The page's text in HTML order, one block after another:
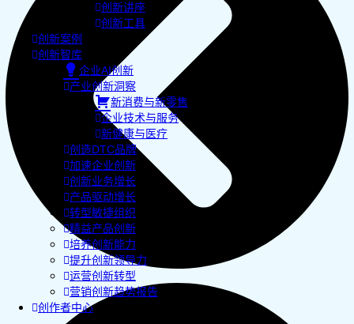
创新讲座
创新工具
创新案例
创新智库
企业AI创新
产业创新洞察
新消费与新零售
企业技术与服务
新健康与医疗
创造DTC品牌
加速企业创新
创新业务增长
产品驱动增长
转型敏捷组织
精益产品创新
培养创新能力
提升创新领导力
运营创新转型
营销创新趋势报告
创作者中心